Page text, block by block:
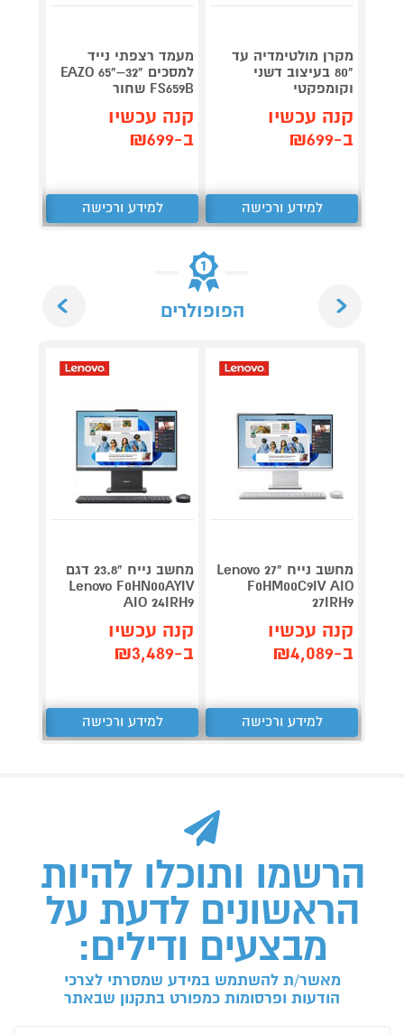
מקרן מולטימדיה עד
"80 בעיצוב דשני
וקומפקטי
קנה עכשיו
ב-₪699
למידע ורכישה
מעמד רצפתי נייד
למסכים "32–"65 EAZO
FS659B שחור
קנה עכשיו
ב-₪699
למידע ורכישה
הפופולרים
מחשב נייח "27 Lenovo
F0HM00C9IV AIO
27IRH9
קנה עכשיו
ב-₪4,089
למידע ורכישה
מחשב נייח "23.8 דגם
Lenovo F0HN00AYIV
AIO 24IRH9
קנה עכשיו
ב-₪3,489
למידע ורכישה
הרשמו ותוכלו להיות
הראשונים לדעת על
מבצעים ודילים:
מאשר/ת להשתמש במידע שמסרתי לצרכי
הודעות ופרסומות כמפורט בתקנון שבאתר